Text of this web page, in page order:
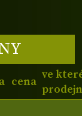
cena
ve